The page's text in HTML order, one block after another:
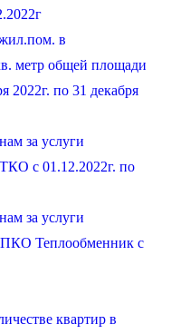
в
метр общей площади
2022г. по 31 декабря
за услуги
с 01.12.2022г. по
за услуги
ПКО Теплообменник с
квартир в